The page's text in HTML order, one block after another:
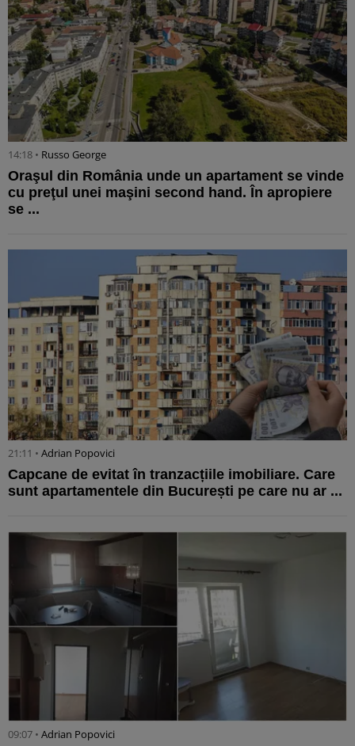
14:18 • Russo George
Oraşul din România unde un apartament se vinde
cu preţul unei maşini second hand. În apropiere
se ...
21:11 • Adrian Popovici
Capcane de evitat în tranzacțiile imobiliare. Care
sunt apartamentele din București pe care nu ar ...
09:07 • Adrian Popovici